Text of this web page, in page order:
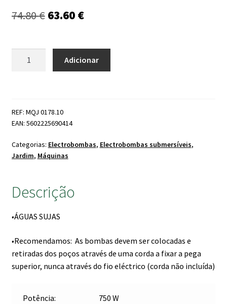
74.80€ O
original
era:
63.60 €O
atual
é:
Águas
750w
Adicionar
REF: MQJ 0178.10
EAN: 5602225690414
Categorias: Electrobombas, Electrobombas submersíveis,
Jardim, Máquinas
Descrição
•ÁGUAS SUJAS
•Recomendamos: As bombas devem ser colocadas e
retiradas dos poços através de uma corda a fixar a pega
superior, nunca através do fio eléctrico (corda não incluída)
Potência: 750 W